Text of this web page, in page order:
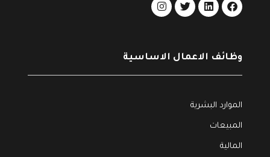
وظائف الاعمال الاساسية
الموارد البشرية
المبيعات
المالية